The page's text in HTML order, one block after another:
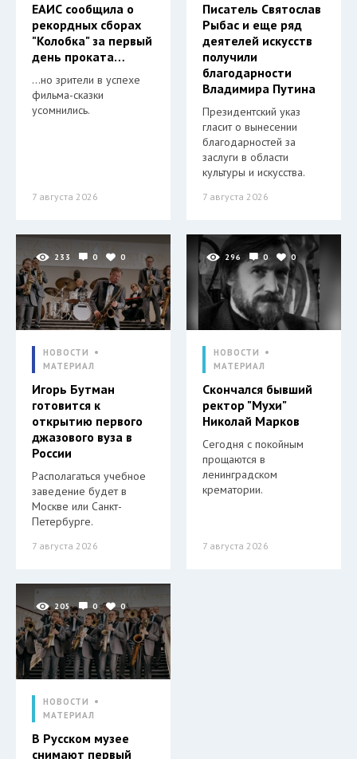
ЕАИС сообщила о
рекордных сборах
"Колобка" за первый
день проката…
…но зрители в успехе
фильма-сказки
усомнились.
7 августа 2026
Писатель Святослав
Рыбас и еще ряд
деятелей искусств
получили
благодарности
Владимира Путина
Президентский указ
гласит о вынесении
благодарностей за
заслуги в области
культуры и искусства.
7 августа 2026
233 0 0
НОВОСТИ
МАТЕРИАЛ
Игорь Бутман
готовится к
открытию первого
джазового вуза в
России
Располагаться учебное
заведение будет в
Москве или Санкт-
Петербурге.
7 августа 2026
296 0 0
НОВОСТИ
МАТЕРИАЛ
Скончался бывший
ректор "Мухи"
Николай Марков
Сегодня с покойным
прощаются в
ленинградском
крематории.
7 августа 2026
205 0 0
НОВОСТИ
МАТЕРИАЛ
В Русском музее
снимают первый